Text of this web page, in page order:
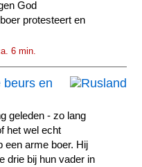
God
protesteert en
6 min.
beurs en
geleden - zo lang
het wel echt
een arme boer. Hij
drie bij hun vader in